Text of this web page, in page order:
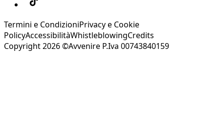
Termini e CondizioniPrivacy e Cookie
PolicyAccessibilitàWhistleblowingCredits
Copyright 2026 ©Avvenire P.Iva 00743840159